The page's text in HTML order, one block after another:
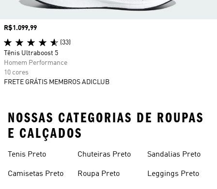
Preço
R$1.099,99
(33)
Tênis Ultraboost 5
Homem Performance
10 cores
FRETE GRÁTIS MEMBROS ADICLUB
NOSSAS CATEGORIAS DE ROUPAS
E CALÇADOS
Tenis Preto
Camisetas Preto
Chuteiras Preto
Roupa Preto
Sandalias Preto
Leggings Preto